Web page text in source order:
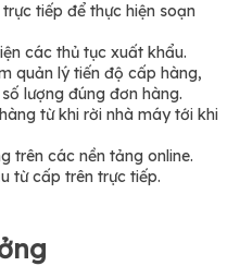
tiếp để thực hiện soạn
các thủ tục xuất khẩu.
quản lý tiến độ cấp hàng,
lượng đúng đơn hàng.
từ khi rời nhà máy tới khi
trên các nền tảng online.
từ cấp trên trực tiếp.